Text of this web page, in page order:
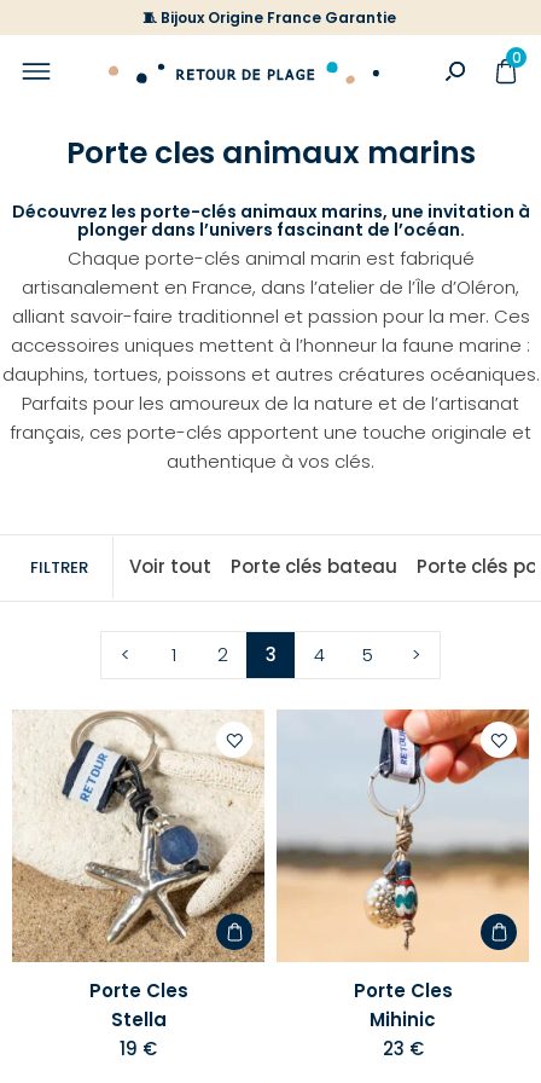
🧵 Bijoux Origine France Garantie
0
Porte cles animaux marins
Découvrez les porte-clés animaux marins, une invitation à
plonger dans l’univers fascinant de l’océan.
Chaque porte-clés animal marin est fabriqué
artisanalement en France, dans l’atelier de l’Île d’Oléron,
alliant savoir-faire traditionnel et passion pour la mer. Ces
accessoires uniques mettent à l’honneur la faune marine :
dauphins, tortues, poissons et autres créatures océaniques.
Parfaits pour les amoureux de la nature et de l’artisanat
français, ces porte-clés apportent une touche originale et
authentique à vos clés.
FILTRER Voir tout Porte clés bateau Porte clés
< 1 2 3 4 5 >
Ajouter
à
votre
liste
d'envies
Porte Cles
Stella
19 €
liste
Porte Cles
Mihinic
23 €